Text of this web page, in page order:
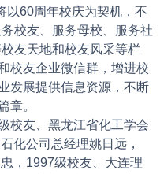
以60周年校庆为契机，不
校友、服务母校、服务社
友天地和校友风采等栏
校友企业微信群，增进校
发展提供信息资源，不断
章。
校友、黑龙江省化工学会
化公司总经理姚日远，
，1997级校友、大连理